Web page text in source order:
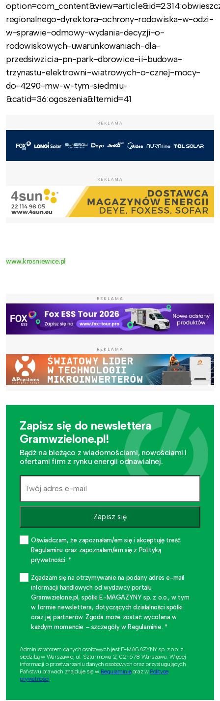
regionalnego-dyrektora-ochrony-rodowiska-w-odzi-
w-sprawie-odmowy-wydania-decyzji-o-
rodowiskowych-uwarunkowaniach-dla-
przedsiwzicia-pn-park-dbrowice-ii-budowa-
trzynastu-elektrowni-wiatrowych-o-cznej-mocy-
do-4290-mw-w-tym-siedmiu-
&catid=36:ogoszenia&Itemid=41
REKLAMA
REKLAMA
www.krosniewice.pl
REKLAMA
REKLAMA
Zapisz się do newslettera
Gramwzielone.pl!
Bądź na bieżąco z wiadomościami, nowościami i
ofertami firm z rynku energii odnawialnej.
Zapisz się
Oświadczam, że zapoznałam/em się i akceptuję treść
Regulaminu oraz zapoznałam/em się z Polityką
prywatności. *
Zgadzam się na otrzymywanie na podany adres e-mail
informacji handlowych od wydawcy portalu
Gramwzielone.pl, spółki E-MAGAZYNY sp. z o.o., w tym
w formie newslettera, dotyczących działalności spółki
oraz jej partnerów. Zgoda może zostać wycofana w
każdym momencie – szczegóły w Regulaminie. *
Administratorem danych osobowych jest E-MAGAZYNY sp. z o.o. z
siedzibą w Warszawie, ul. Szturmowa 2, 02-678 Warszawa. Więcej
informacji o przetwarzaniu danych osobowych oraz przysługujących
Państwu prawach znajduje się w Regulaminieoraz w Polityce
prywatności.